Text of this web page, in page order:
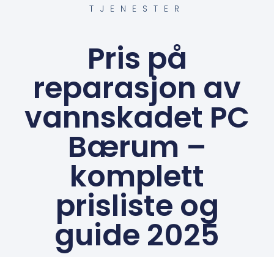
TJENESTER
Pris på
reparasjon av
vannskadet PC
Bærum –
komplett
prisliste og
guide 2025